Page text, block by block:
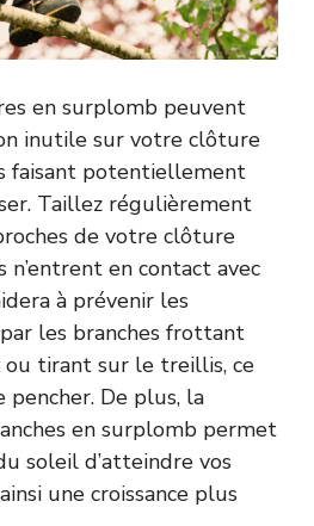
en surplomb peuvent
inutile sur votre clôture
faisant potentiellement
Taillez régulièrement
de votre clôture
n’entrent en contact avec
à prévenir les
les branches frottant
tirant sur le treillis, ce
De plus, la
en surplomb permet
soleil d’atteindre vos
une croissance plus